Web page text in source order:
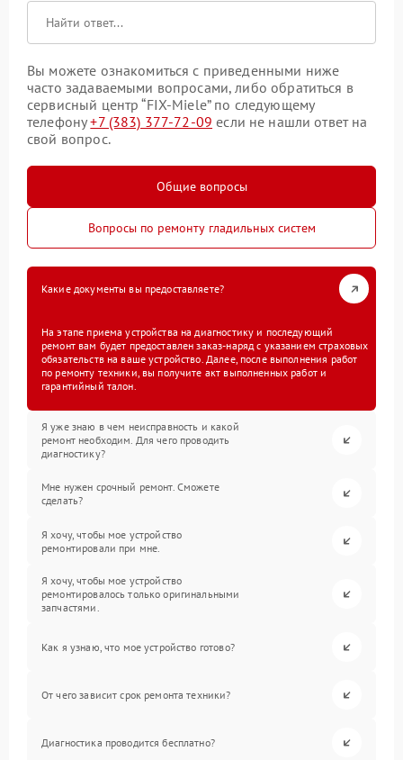
Вы можете ознакомиться с приведенными ниже
часто задаваемыми вопросами, либо обратиться в
сервисный центр “FIX-Miele” по следующему
телефону+7 (383) 377-72-09 если не нашли ответ на
свой вопрос.
Общие вопросы
Вопросы по ремонту гладильных систем
Какие документы вы предоставляете?
На этапе приема устройства на диагностику и последующий
ремонт вам будет предоставлен заказ-наряд с указанием страховых
обязательств на ваше устройство. Далее, после выполнения работ
по ремонту техники, вы получите акт выполненных работ и
гарантийный талон.
Я уже знаю в чем неисправность и какой
ремонт необходим. Для чего проводить
диагностику?
Мне нужен срочный ремонт. Сможете
сделать?
Я хочу, чтобы мое устройство
ремонтировали при мне.
Я хочу, чтобы мое устройство
ремонтировалось только оригинальными
запчастями.
Как я узнаю, что мое устройство готово?
От чего зависит срок ремонта техники?
Диагностика проводится бесплатно?